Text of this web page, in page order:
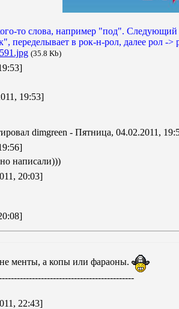
то слова, например "под".
переделывает в рок-н-рол, далее рол ->
(35.8 Kb)
19:53]
dimgreen - Пятница, 04.02.2011,
написали)))
20:03]
менты, а копы или фараоны.
22:43]